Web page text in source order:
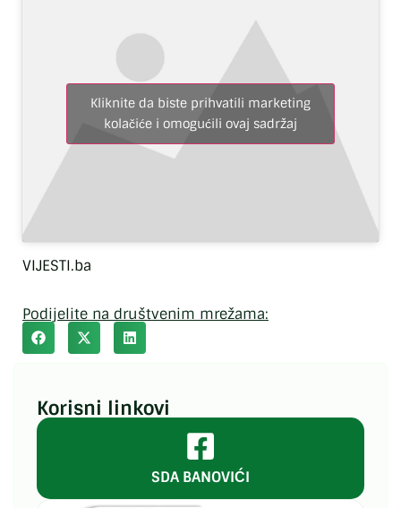
Kliknite da biste prihvatili marketing
kolačiće i omogućili ovaj sadržaj
VIJESTI.ba
Podijelite na društvenim mrežama:
Korisni linkovi
SDA BANOVIĆI